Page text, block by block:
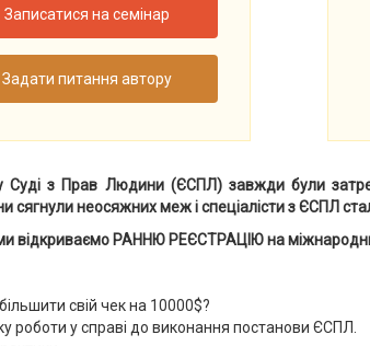
Записатися на семінар
Задати питання автору
з Прав Людини (ЄСПЛ) завжди були
сягнули неосяжних меж і спеціалісти з ЄСПЛ
ми відкриваємо РАННЮ РЕЄСТРАЦІЮ на
свій чек на 10000$?
роботи у справі до виконання постанови ЄСПЛ.